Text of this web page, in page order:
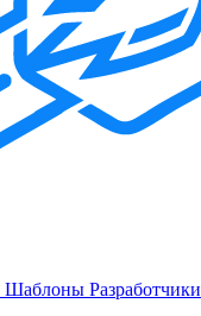
Шаблоны Разработчики